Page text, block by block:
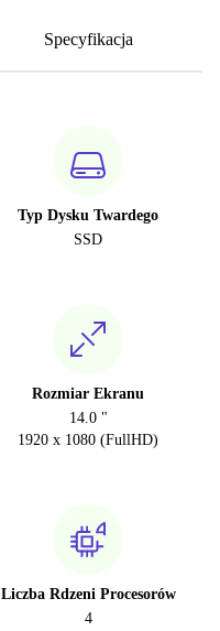
Specyfikacja
Typ Dysku Twardego
SSD
Rozmiar Ekranu
14.0 "
1920 x 1080 (FullHD)
Liczba Rdzeni Procesorów
4